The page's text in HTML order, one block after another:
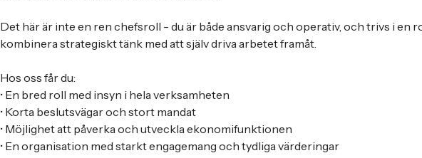
Det här är inte en ren chefsroll - du är både ansvarig och operativ, och trivs i en
kombinera strategiskt tänk med att själv driva arbetet framåt.
Hos oss får du:
• En bred roll med insyn i hela verksamheten
• Korta beslutsvägar och stort mandat
• Möjlighet att påverka och utveckla ekonomifunktionen
• En organisation med starkt engagemang och tydliga värderingar